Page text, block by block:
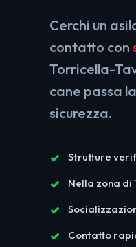
Cerchi un
contatto con
Torricella-
cane passa
sicurezza.
Strutture
Nella zona
Contatto